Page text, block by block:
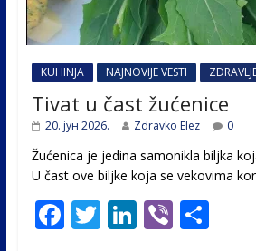
KUHINJA NAJNOVIJE VESTI
Tivat u čast žućenice
20. јун 2026. Zdravko Elez 0
Žućenica je jedina samonikla biljka
U čast ovе biljke koja se vekovima
F T Li Vi S